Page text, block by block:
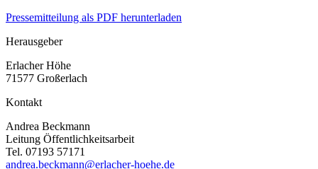
Pressemitteilung als PDF herunterladen
Herausgeber
Erlacher Höhe
71577 Großerlach
Kontakt
Andrea Beckmann
Leitung Öffentlichkeitsarbeit
Tel. 07193 57171
andrea.beckmann@erlacher-hoehe.de